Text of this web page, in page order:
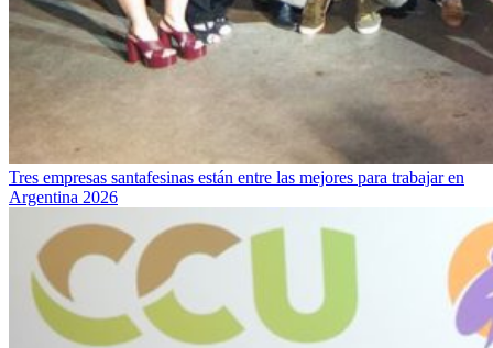
Tres empresas santafesinas están entre las mejores para trabajar en
Argentina 2026